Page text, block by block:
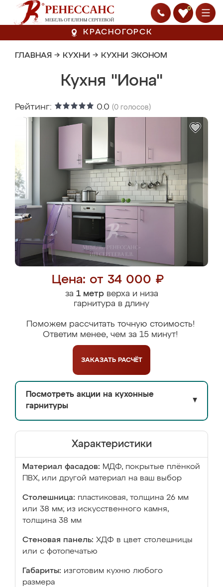
0
КРАСНОГОРСК
ГЛАВНАЯ → КУХНИ → КУХНИ ЭКОНОМ
Кухня "Иона"
Рейтинг: 0.0 (0 голосов)
Цена: от 34 000 ₽
за 1 метрверха и низа
гарнитура в длину
Поможем рассчитать точную стоимость!
Ответим менее, чем за 15 минут!
ЗАКАЗАТЬ РАСЧЁТ
Посмотреть акции на кухонные
гарнитуры
▼
Характеристики
Материал фасадов: МДФ, покрытые плёнкой
ПВХ, или другой материал на ваш выбор
Столешница: пластиковая, толщина 26 мм
или 38 мм; из искусственного камня,
толщина 38 мм
Стеновая панель: ХДФ в цвет столешницы
или с фотопечатью
Габариты: изготовим кухню любого
размера